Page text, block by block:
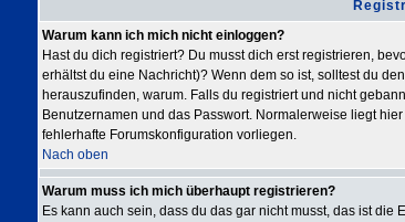
Warum kann ich mich nicht einloggen?
Hast du dich registriert? Du musst dich erst registrieren,
erhältst du eine Nachricht)? Wenn dem so ist, solltest du
herauszufinden, warum. Falls du registriert und nicht
Benutzernamen und das Passwort. Normalerweise liegt
fehlerhafte Forumskonfiguration vorliegen.
Nach oben
Warum muss ich mich überhaupt registrieren?
Es kann auch sein, dass du das gar nicht musst, das ist